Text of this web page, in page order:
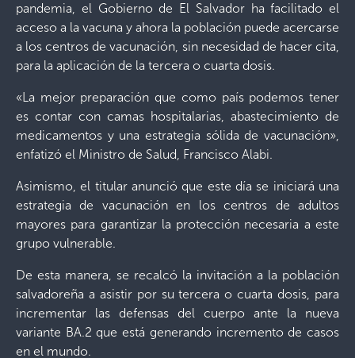
pandemia, el Gobierno de El Salvador ha facilitado el
acceso a la vacuna y ahora la población puede acercarse
a los centros de vacunación, sin necesidad de hacer cita,
para la aplicación de la tercera o cuarta dosis.
«La mejor preparación que como país podemos tener
es contar con camas hospitalarias, abastecimiento de
medicamentos y una estrategia sólida de vacunación»,
enfatizó el Ministro de Salud, Francisco Alabi.
Asimismo, el titular anunció que este día se iniciará una
estrategia de vacunación en los centros de adultos
mayores para garantizar la protección necesaria a este
grupo vulnerable.
De esta manera, se recalcó la invitación a la población
salvadoreña a asistir por su tercera o cuarta dosis, para
incrementar las defensas del cuerpo ante la nueva
variante BA.2 que está generando incremento de casos
en el mundo.